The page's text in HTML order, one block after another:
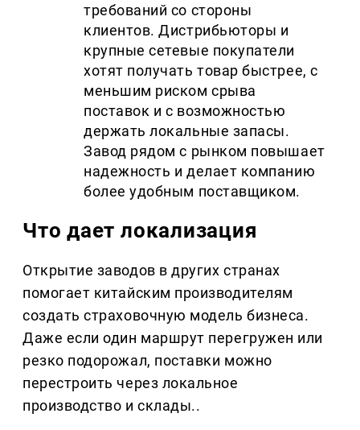
требований со стороны
клиентов. Дистрибьюторы и
крупные сетевые покупатели
хотят получать товар быстрее, с
меньшим риском срыва
поставок и с возможностью
держать локальные запасы.
Завод рядом с рынком повышает
надежность и делает компанию
более удобным поставщиком.
Что дает локализация
Открытие заводов в других странах
помогает китайским производителям
создать страховочную модель бизнеса.
Даже если один маршрут перегружен или
резко подорожал, поставки можно
перестроить через локальное
производство и склады..